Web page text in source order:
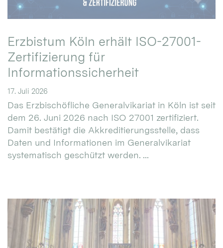
Erzbistum Köln erhält ISO-27001-
Zertifizierung für
Informationssicherheit
17. Juli 2026
Das Erzbischöfliche Generalvikariat in Köln ist seit
dem 26. Juni 2026 nach ISO 27001 zertifiziert.
Damit bestätigt die Akkreditierungsstelle, dass
Daten und Informationen im Generalvikariat
systematisch geschützt werden. ...